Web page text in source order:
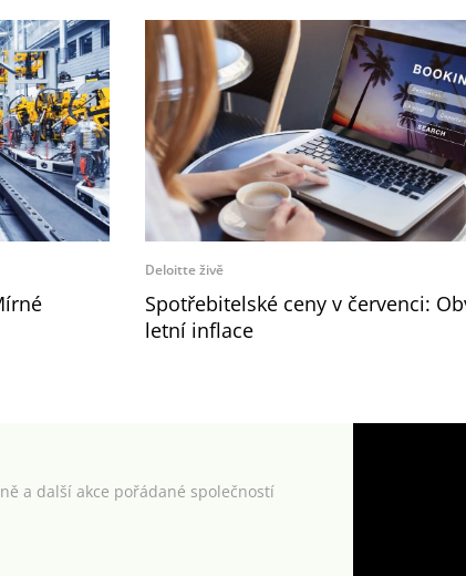
Deloitte živě
Spotřebitelské ceny v červenci:
letní inflace
a další akce pořádané společností